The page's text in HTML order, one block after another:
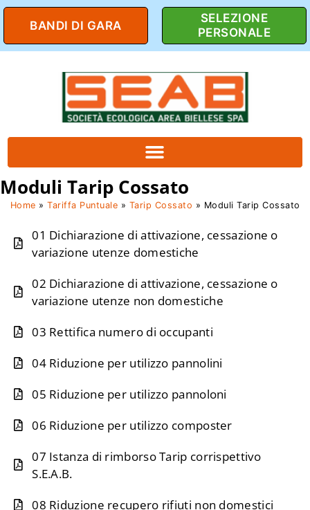
BANDI DI GARA
SELEZIONE
PERSONALE
Moduli Tarip Cossato
Home » Tariffa Puntuale » Tarip Cossato » Moduli Tarip Cossato
01 Dichiarazione di attivazione, cessazione o
variazione utenze domestiche
02 Dichiarazione di attivazione, cessazione o
variazione utenze non domestiche
03 Rettifica numero di occupanti
04 Riduzione per utilizzo pannolini
05 Riduzione per utilizzo pannoloni
06 Riduzione per utilizzo composter
07 Istanza di rimborso Tarip corrispettivo
S.E.A.B.
08 Riduzione recupero rifiuti non domestici